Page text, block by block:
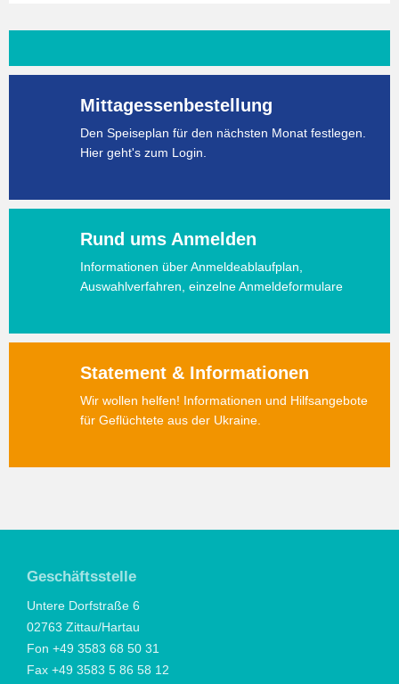
Mittagessenbestellung
Den Speiseplan für den nächsten Monat festlegen.
Hier geht's zum Login.
Rund ums Anmelden
Informationen über Anmeldeablaufplan,
Auswahlverfahren, einzelne Anmeldeformulare
Statement & Informationen
Wir wollen helfen! Informationen und Hilfsangebote
für Geflüchtete aus der Ukraine.
Geschäftsstelle
Untere Dorfstraße 6
02763 Zittau/Hartau
Fon +49 3583 68 50 31
Fax +49 3583 5 86 58 12